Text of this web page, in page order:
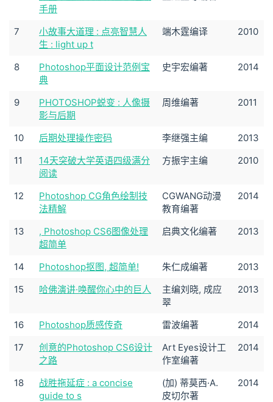
手册
7
小故事大道理 : 点亮智慧人
生 : light up t
端木霆编译 2010
8
Photoshop平面设计范例宝
典
史宇宏编著 2014
9
PHOTOSHOP蜕变 : 人像摄
影与后期
周维编著 2011
10 后期处理操作密码 李继强主编
2013
11
14天突破大学英语四级满分
阅读
方振宇主编 2010
12
Photoshop CG角色绘制技
法精解
CGWANG动漫
教育编著
2014
13
, Photoshop CS6图像处理
超简单
启典文化编著 2013
14 Photoshop抠图, 超简单! 朱仁成编著
2013
15
哈佛演讲·唤醒你心中的巨人
主编刘晓, 成应
翠
2013
16 Photoshop质感传奇 雷波编著
2014
17
创意的Photoshop CS6设计
之路
Art Eyes设计工
作室编著
2014
18
战胜拖延症 : a concise
guide to s
(加) 蒂莫西·A.
皮切尔著
2014